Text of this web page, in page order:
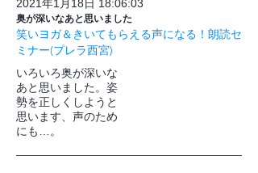
2021年1月18日 18:06:03
奥が深いなあと思いました
笑いヨガ＆きいてもらえる声になる！朗読セ
ミナー(プレラ西宮)
いろいろ奥が深いな
あと思いました。姿
勢を正しくしようと
思います、声のため
にも…。